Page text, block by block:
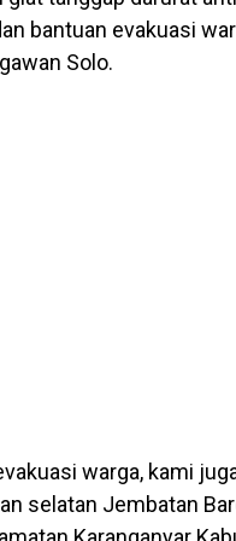
bantuan evakuasi
Solo.
warga, kami
selatan Jembatan